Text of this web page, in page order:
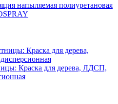
напыляемая полиуретановая
Краска для дерева, ЛДСП,